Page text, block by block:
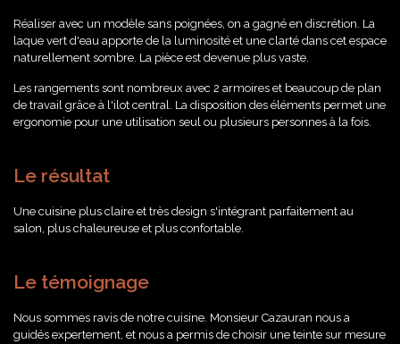
Réaliser avec un modèle sans poignées, on a gagné en discrétion. La
laque vert d'eau apporte de la luminosité et une clarté dans cet espace
naturellement sombre. La pièce est devenue plus vaste.
Les rangements sont nombreux avec 2 armoires et beaucoup de plan
de travail grâce à l'ilot central. La disposition des éléments permet une
ergonomie pour une utilisation seul ou plusieurs personnes à la fois.
Le résultat
Une cuisine plus claire et très design s'intégrant parfaitement au
salon, plus chaleureuse et plus confortable.
Le témoignage
Nous sommes ravis de notre cuisine. Monsieur Cazauran nous a
guidés expertement, et nous a permis de choisir une teinte sur mesure